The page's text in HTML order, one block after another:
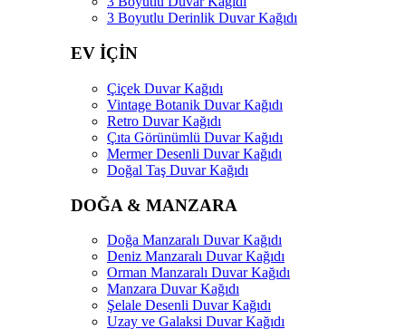
3 Boyutlu Derinlik Duvar Kağıdı
EV İÇİN
Çiçek Duvar Kağıdı
Vintage Botanik Duvar Kağıdı
Retro Duvar Kağıdı
Çıta Görünümlü Duvar Kağıdı
Mermer Desenli Duvar Kağıdı
Doğal Taş Duvar Kağıdı
DOĞA & MANZARA
Doğa Manzaralı Duvar Kağıdı
Deniz Manzaralı Duvar Kağıdı
Orman Manzaralı Duvar Kağıdı
Manzara Duvar Kağıdı
Şelale Desenli Duvar Kağıdı
Uzay ve Galaksi Duvar Kağıdı